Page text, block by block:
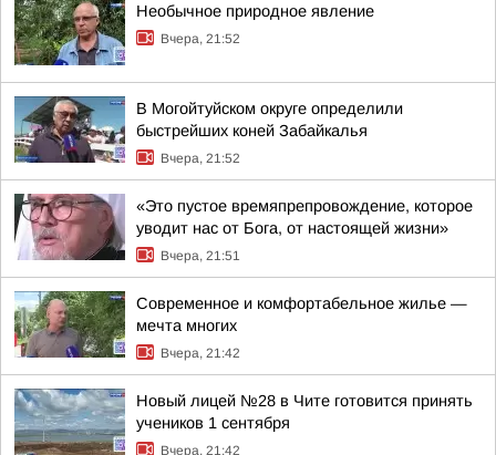
Необычное природное явление
Вчера, 21:52
В Могойтуйском округе определили
быстрейших коней Забайкалья
Вчера, 21:52
«Это пустое времяпрепровождение, которое
уводит нас от Бога, от настоящей жизни»
Вчера, 21:51
Современное и комфортабельное жилье —
мечта многих
Вчера, 21:42
Новый лицей №28 в Чите готовится принять
учеников 1 сентября
Вчера, 21:42